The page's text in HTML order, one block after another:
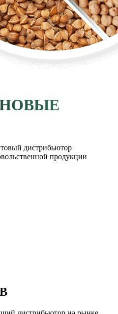
дистрибьютор
продукции